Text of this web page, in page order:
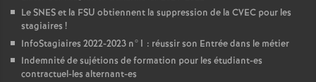
LeSNESet la FSU obtiennent la suppression de la CVEC pour les
stagiaires !
InfoStagiaires 2022-2023 n°1 : réussir son Entrée dans le métier
Indemnité de sujétions de formation pour les étudiant-es
contractuel-les alternant-es